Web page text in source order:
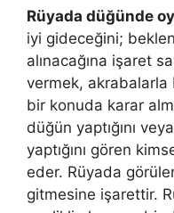
Rüyada düğünde
iyi gideceğini;
alınacağına işaret
vermek, akrabalarla
bir konuda karar
düğün yaptığını
yaptığını gören
eder. Rüyada
gitmesine işarettir.